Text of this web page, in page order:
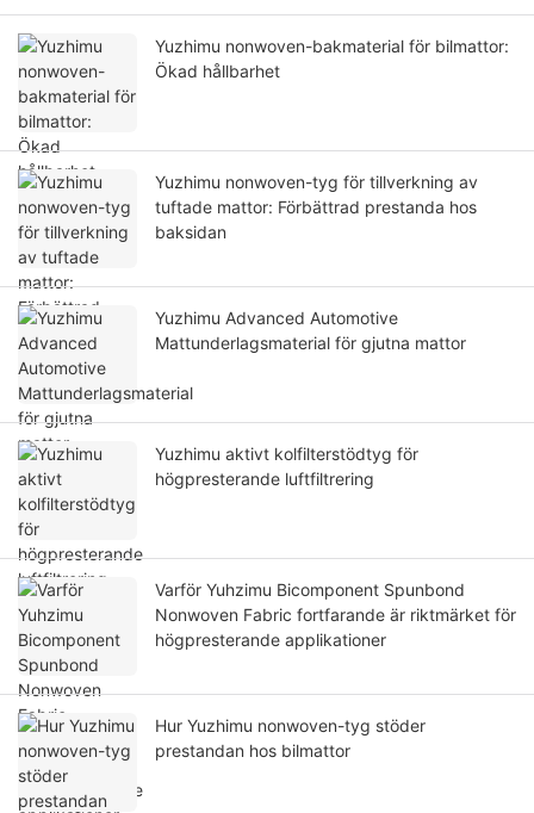
Yuzhimu nonwoven-bakmaterial för bilmattor:
Ökad hållbarhet
Yuzhimu nonwoven-tyg för tillverkning av
tuftade mattor: Förbättrad prestanda hos
baksidan
Yuzhimu Advanced Automotive
Mattunderlagsmaterial för gjutna mattor
Yuzhimu aktivt kolfilterstödtyg för
högpresterande luftfiltrering
Varför Yuhzimu Bicomponent Spunbond
Nonwoven Fabric fortfarande är riktmärket för
högpresterande applikationer
Hur Yuzhimu nonwoven-tyg stöder
prestandan hos bilmattor